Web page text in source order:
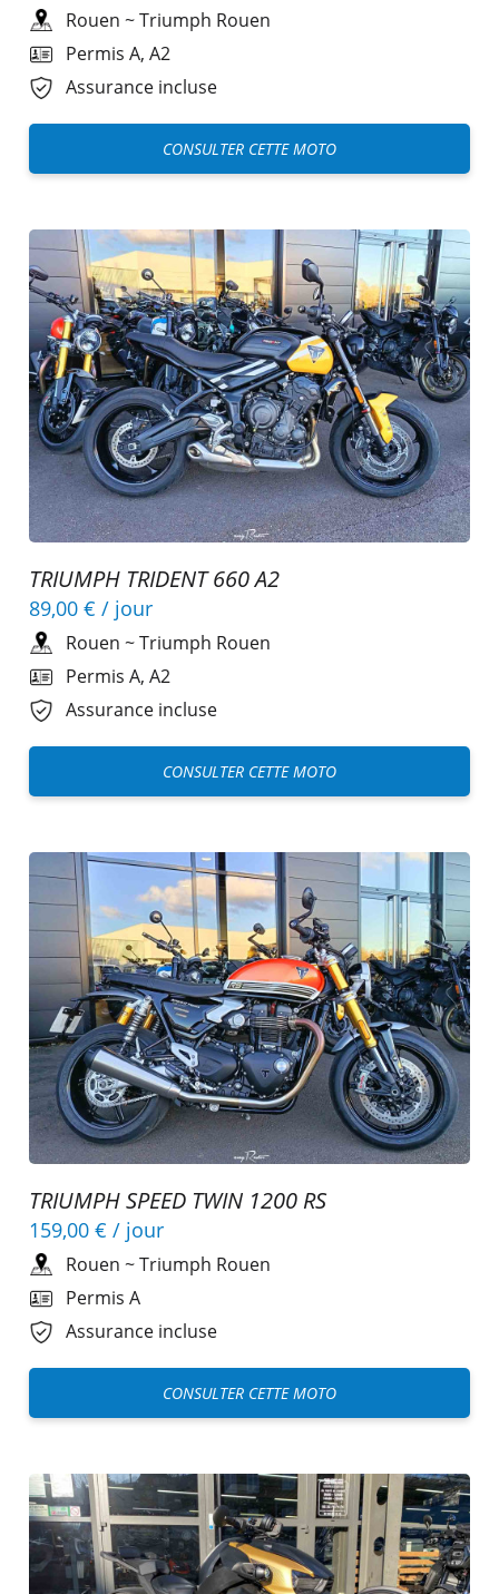
Rouen ~Triumph Rouen
Permis A, A2
Assurance incluse
CONSULTER CETTE MOTO
TRIUMPH TRIDENT 660 A2
89,00 € / jour
Rouen ~Triumph Rouen
Permis A, A2
Assurance incluse
CONSULTER CETTE MOTO
TRIUMPH SPEED TWIN 1200 RS
159,00 € / jour
Rouen ~Triumph Rouen
Permis A
Assurance incluse
CONSULTER CETTE MOTO